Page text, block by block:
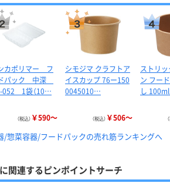
カポリマー フ
パック 中深
052 1袋（10…
（税込） ￥590～
シモジマ クラフトア
イスカップ 76ー150
0045010…
（税込） ￥506～
ストリ
ン フー
し
/惣菜容器/フードパックの売れ筋ランキングへ
に関連するピンポイントサーチ